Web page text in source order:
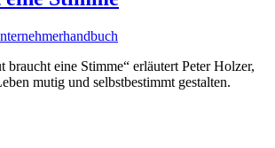
braucht eine Stimme“ erläutert Peter Holzer,
mutig und selbstbestimmt gestalten.